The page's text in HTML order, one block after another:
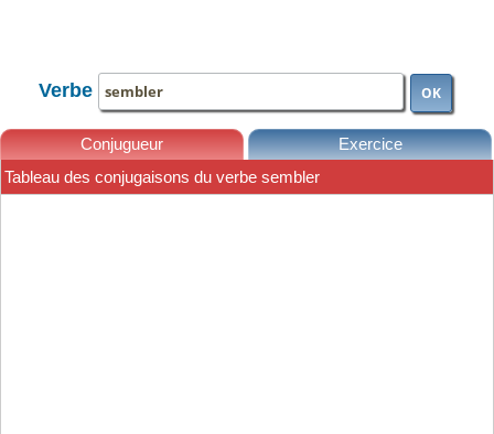
Verbe OK
Conjugueur Exercice
Tableau des conjugaisons du verbe sembler